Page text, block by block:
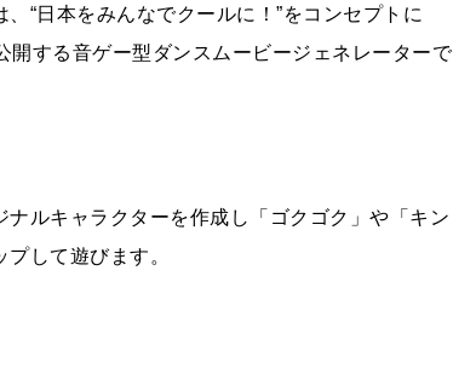
“日本をみんなでクールに！”をコンセプトに
する音ゲー型ダンスムービージェネレーターで
ルキャラクターを作成し「ゴクゴク」や「キン
して遊びます。